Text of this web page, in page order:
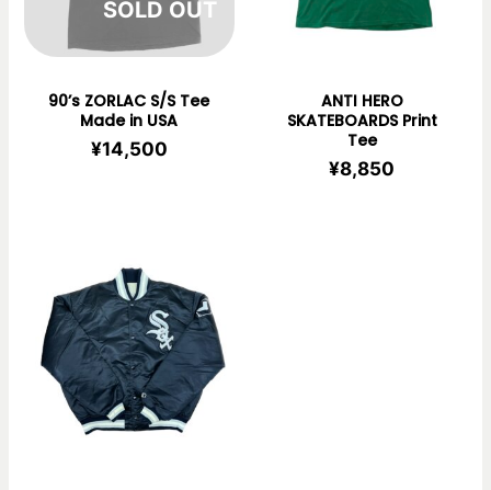
在庫切れ
90’s ZORLAC S/S Tee
Made in USA
¥14,500
ANTI HERO
SKATEBOARDS Print
Tee
¥8,850